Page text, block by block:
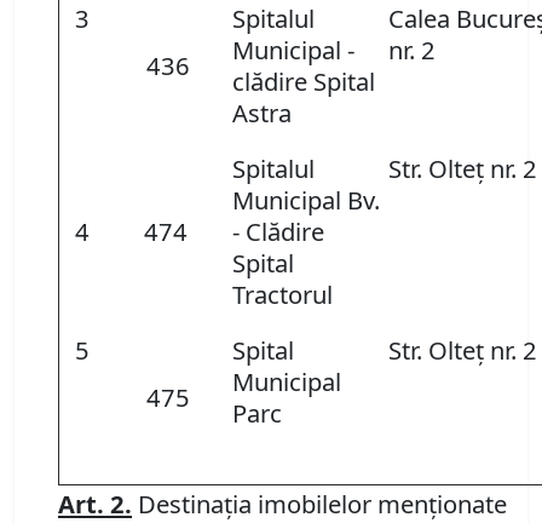
3
436
Spitalul
Municipal -
clădire Spital
Astra
Calea
nr. 2
4 474
Spitalul
Municipal Bv.
- Clădire
Spital
Tractorul
Str. Olteţ nr. 2
5
475
Spital
Municipal
Parc
Str. Olteţ nr. 2
Art. 2. Destinaţia imobilelor menţionate